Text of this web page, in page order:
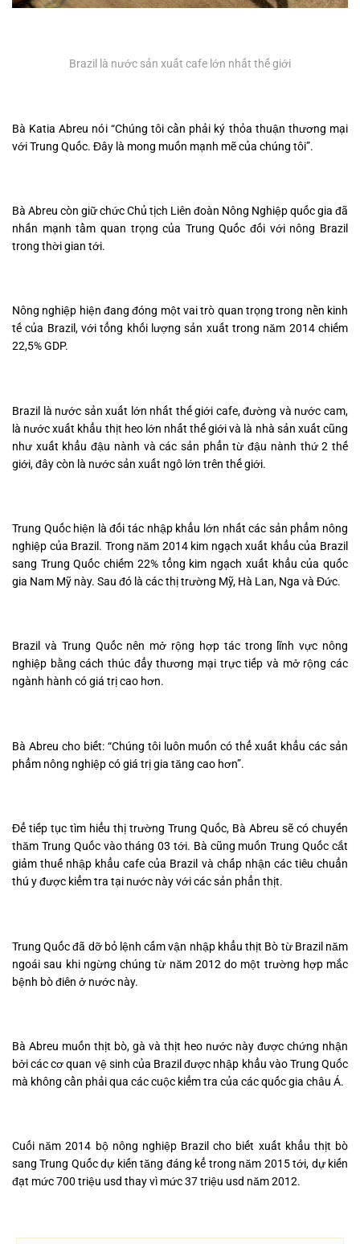
Brazil là nước sản xuất cafe lớn nhất thế giới
Bà Katia Abreu nói “Chúng tôi cần phải ký thỏa thuận thương mại
với Trung Quốc. Đây là mong muốn mạnh mẽ của chúng tôi”.
Bà Abreu còn giữ chức Chủ tịch Liên đoàn Nông Nghiệp quốc gia đã
nhấn mạnh tầm quan trọng của Trung Quốc đối với nông Brazil
trong thời gian tới.
Nông nghiệp hiện đang đóng một vai trò quan trọng trong nền kinh
tế của Brazil, với tổng khối lượng sản xuất trong năm 2014 chiếm
22,5% GDP.
Brazil là nước sản xuất lớn nhất thế giới cafe, đường và nước cam,
là nước xuất khẩu thịt heo lớn nhất thế giới và là nhà sản xuất cũng
như xuất khẩu đậu nành và các sản phẩn từ đậu nành thứ 2 thế
giới, đây còn là nước sản xuất ngô lớn trên thế giới.
Trung Quốc hiện là đối tác nhập khẩu lớn nhất các sản phẩm nông
nghiệp của Brazil. Trong năm 2014 kim ngạch xuất khẩu của Brazil
sang Trung Quốc chiếm 22% tổng kim ngạch xuất khẩu của quốc
gia Nam Mỹ này. Sau đó là các thị trường Mỹ, Hà Lan, Nga và Đức.
Brazil và Trung Quốc nên mở rộng hợp tác trong lĩnh vực nông
nghiệp bằng cách thúc đẩy thương mại trực tiếp và mở rộng các
ngành hành có giá trị cao hơn.
Bà Abreu cho biết: “Chúng tôi luôn muốn có thể xuất khẩu các sản
phẩm nông nghiệp có giá trị gia tăng cao hơn”.
Để tiếp tục tìm hiểu thị trường Trung Quốc, Bà Abreu sẽ có chuyến
thăm Trung Quốc vào tháng 03 tới. Bà cũng muốn Trung Quốc cắt
giảm thuế nhập khẩu cafe của Brazil và chấp nhận các tiêu chuẩn
thú y được kiểm tra tại nước này với các sản phẩn thịt.
Trung Quốc đã dỡ bỏ lệnh cấm vận nhập khẩu thịt Bò từ Brazil năm
ngoái sau khi ngừng chúng từ năm 2012 do một trường hợp mắc
bệnh bò điên ở nước này.
Bà Abreu muốn thịt bò, gà và thịt heo nước này được chứng nhận
bởi các cơ quan vệ sinh của Brazil được nhập khẩu vào Trung Quốc
mà không cần phải qua các cuộc kiểm tra của các quốc gia châu Á.
Cuối năm 2014 bộ nông nghiệp Brazil cho biết xuất khẩu thịt bò
sang Trung Quốc dự kiến tăng đáng kể trong năm 2015 tới, dự kiến
đạt mức 700 triệu usd thay vì mức 37 triệu usd năm 2012.